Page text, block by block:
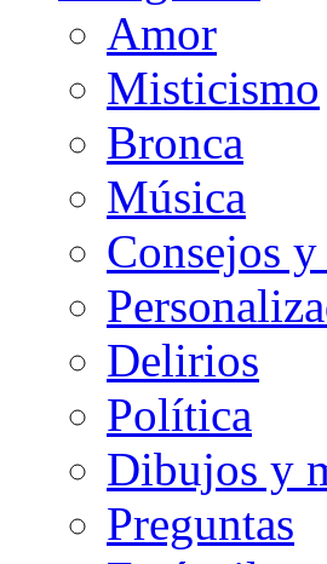
Amor
Misticismo
Bronca
Música
Consejos
Delirios
Política
Dibujos y
Preguntas